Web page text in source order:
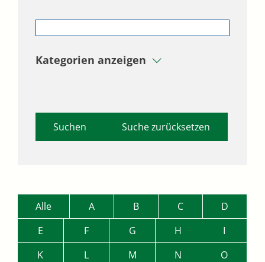
Kategorien anzeigen
Suche zurücksetzen
Alle A B C
D
E
F G H
I
K
L M N
O